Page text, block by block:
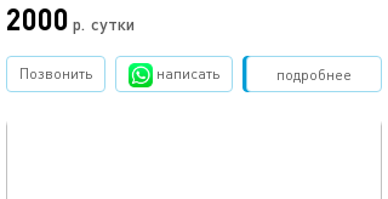
2000 р. сутки
подробнее
Позвонить написать Забронировать